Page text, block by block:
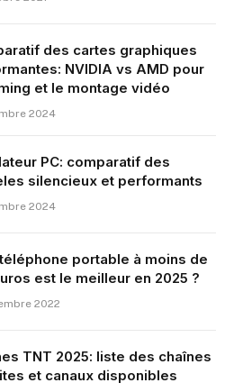
des cartes graphiques
NVIDIA vs AMD pour
et le montage vidéo
2024
PC: comparatif des
silencieux et performants
2024
portable à moins de
est le meilleur en 2025 ?
2022
TNT 2025: liste des chaînes
et canaux disponibles